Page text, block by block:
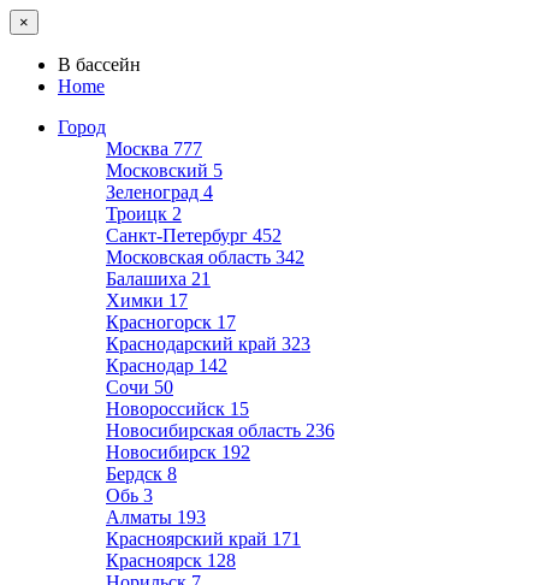
×
В бассейн
Home
Город
Москва 777
Московский 5
Зеленоград 4
Троицк 2
Санкт-Петербург 452
Московская область 342
Балашиха 21
Химки 17
Красногорск 17
Краснодарский край 323
Краснодар 142
Сочи 50
Новороссийск 15
Новосибирская область 236
Новосибирск 192
Бердск 8
Обь 3
Алматы 193
Красноярский край 171
Красноярск 128